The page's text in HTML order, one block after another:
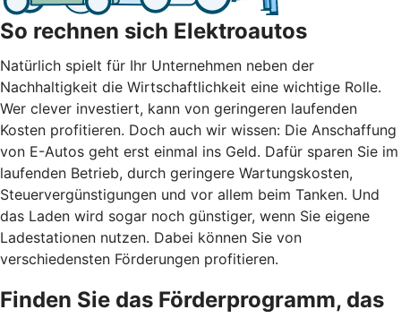
So rechnen sich Elektroautos
Natürlich spielt für Ihr Unternehmen neben der
Nachhaltigkeit die Wirtschaftlichkeit eine wichtige Rolle.
Wer clever investiert, kann von geringeren laufenden
Kosten profitieren. Doch auch wir wissen: Die Anschaffung
von E-Autos geht erst einmal ins Geld. Dafür sparen Sie im
laufenden Betrieb, durch geringere Wartungskosten,
Steuervergünstigungen und vor allem beim Tanken. Und
das Laden wird sogar noch günstiger, wenn Sie eigene
Ladestationen nutzen. Dabei können Sie von
verschiedensten Förderungen profitieren.
Finden Sie das Förderprogramm, das